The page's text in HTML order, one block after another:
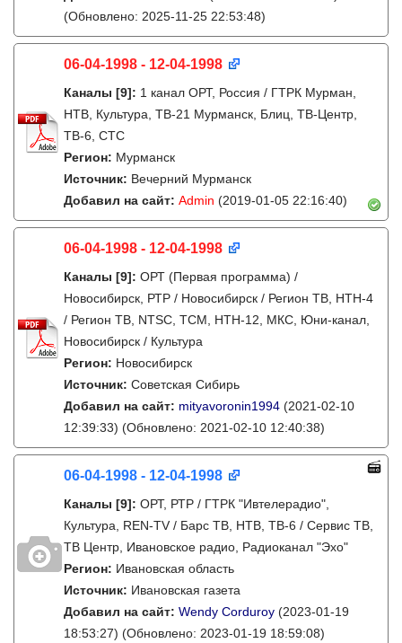
(Обновлено: 2025-11-25 22:53:48)
06-04-1998 - 12-04-1998
Каналы [9]: 1 канал ОРТ, Россия / ГТРК Мурман,
НТВ, Культура, ТВ-21 Мурманск, Блиц, ТВ-Центр,
ТВ-6, СТС
Регион: Мурманск
Источник: Вечерний Мурманск
Добавил на сайт: Admin (2019-01-05 22:16:40)
06-04-1998 - 12-04-1998
Каналы [9]: ОРТ (Первая программа) /
Новосибирск, РТР / Новосибирск / Регион ТВ, НТН-4
/ Регион ТВ, NTSC, ТСМ, НТН-12, МКС, Юни-канал,
Новосибирск / Культура
Регион: Новосибирск
Источник: Советская Сибирь
Добавил на сайт: mityavoronin1994 (2021-02-10
12:39:33) (Обновлено: 2021-02-10 12:40:38)
06-04-1998 - 12-04-1998
Каналы [9]: ОРТ, РТР / ГТРК "Ивтелерадио",
Культура, REN-TV / Барс ТВ, НТВ, ТВ-6 / Сервис ТВ,
ТВ Центр, Ивановское радио, Радиоканал "Эхо"
Регион: Ивановская область
Источник: Ивановская газета
Добавил на сайт: Wendy Corduroy (2023-01-19
18:53:27) (Обновлено: 2023-01-19 18:59:08)